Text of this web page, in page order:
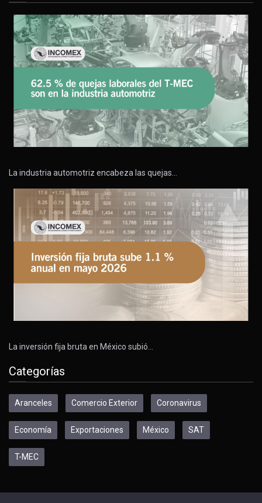
La industria automotriz encabeza las quejas…
La inversión fija bruta en México subió…
Categorías
Aranceles Comercio Exterior Coronavirus
Economía Exportaciones México SAT
T-MEC